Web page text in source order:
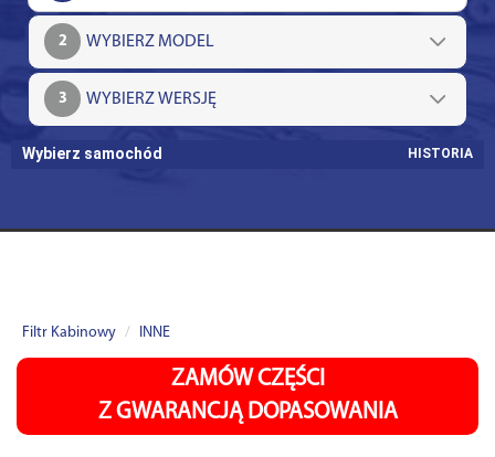
2
3
Wybierz samochód HISTORIA
Filtr Kabinowy INNE
ZAMÓW CZĘŚCI
Z GWARANCJĄ DOPASOWANIA